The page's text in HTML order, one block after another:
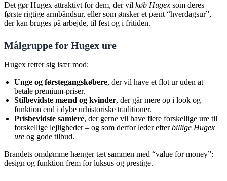
Det gør Hugex attraktivt for dem, der vil køb Hugex som deres
første rigtige armbåndsur, eller som ønsker et pænt “hverdagsur”,
der kan bruges på arbejde, til fest og i fritiden.
Målgruppe for Hugex ure
Hugex retter sig især mod:
Unge og førstegangskøbere, der vil have et flot ur uden at
betale premium-priser.
Stilbevidste mænd og kvinder, der går mere op i look og
funktion end i dybe urhistoriske traditioner.
Prisbevidste samlere, der gerne vil have flere forskellige ure til
forskellige lejligheder – og som derfor leder efterbillige Hugex
ure og gode tilbud.
Brandets omdømme hænger tæt sammen med “value for money”:
design og funktion frem for luksus og prestige.